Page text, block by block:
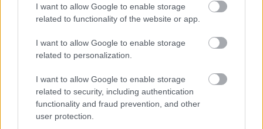
I want to allow Google to enable storage
related to functionality of the website or app.
I want to allow Google to enable storage
related to personalization.
I want to allow Google to enable storage
related to security, including authentication
functionality and fraud prevention, and other
user protection.
Re, kā jau atkal pretīgi fleitē šis no Rīgas mežiem par
pārkāpumiem un Zaļās klases projektiņu atbrīvotais
valdes loceklis ! Mednieki ne tikai nespēj tikt galā ar
milzīgos apmēros pašu dēlī salaisto
staltbriežu populāciju Latvijā, bet šis viss, kas
pašlaik notiek mūsu - visai sabiedrībai piederošajos
valsts mežos, un tas, kas notiek ar Eiropas Kopienā
aizsagājamo sugu populāciju pārvaldību Latvijā, ir